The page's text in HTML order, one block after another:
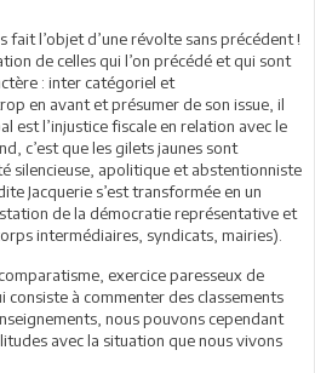
fait l’objet d’une révolte sans précédent !
de celles qui l’on précédé et qui sont
: inter catégoriel et
en avant et présumer de son issue, il
est l’injustice fiscale en relation avec le
c’est que les gilets jaunes sont
silencieuse, apolitique et abstentionniste
Jacquerie s’est transformée en un
de la démocratie représentative et
intermédiaires, syndicats, mairies).
exercice paresseux de
à commenter des classements
nous pouvons cependant
avec la situation que nous vivons